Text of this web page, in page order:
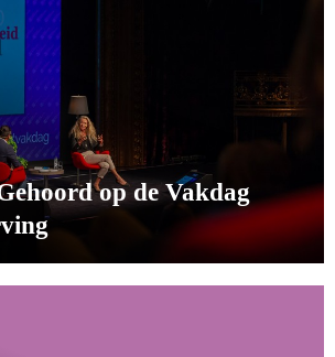
op de Vakdag